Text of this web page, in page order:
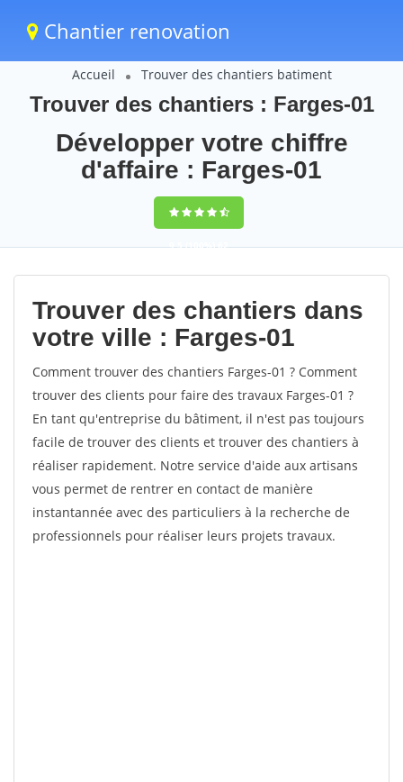
Chantier renovation
Accueil Trouver des chantiers batiment
Trouver des chantiers : Farges-01
Développer votre chiffre
d'affaire : Farges-01
9,5(100%)62
votes
Trouver des chantiers dans
votre ville : Farges-01
Comment trouver des chantiers Farges-01 ? Comment
trouver des clients pour faire des travaux Farges-01 ?
En tant qu'entreprise du bâtiment, il n'est pas toujours
facile de trouver des clients et trouver des chantiers à
réaliser rapidement. Notre service d'aide aux artisans
vous permet de rentrer en contact de manière
instantannée avec des particuliers à la recherche de
professionnels pour réaliser leurs projets travaux.